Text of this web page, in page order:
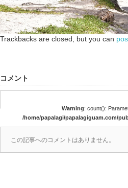
Trackbacks are closed, but you can
コメント
Warning: count():
/home/papalagi/papalagiguam.com/
この記事へのコメントはありません。